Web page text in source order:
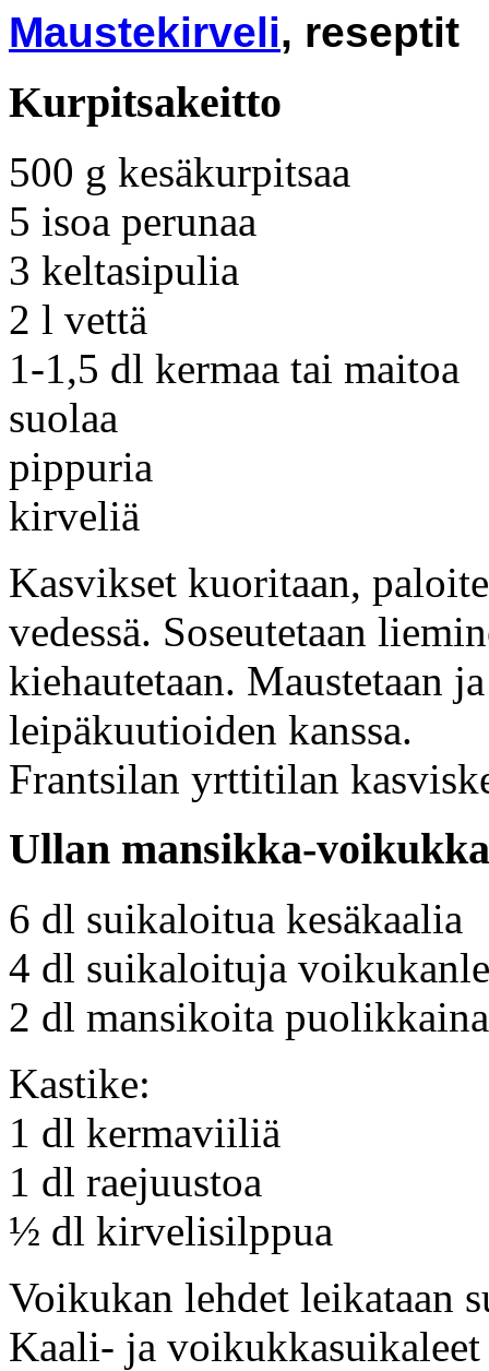
Maustekirveli, reseptit
Kurpitsakeitto
500 g kesäkurpitsaa
5 isoa perunaa
3 keltasipulia
2 l vettä
1-1,5 dl kermaa tai maitoa
suolaa
pippuria
kirveliä
Kasvikset kuoritaan,
vedessä. Soseutetaan
kiehautetaan. Maustetaan
leipäkuutioiden kanssa.
Frantsilan yrttitilan
Ullan mansikka-
6 dl suikaloitua kesäkaalia
4 dl suikaloituja
2 dl mansikoita
Kastike:
1 dl kermaviiliä
1 dl raejuustoa
½ dl kirvelisilppua
Voikukan lehdet leikataan
Kaali- ja